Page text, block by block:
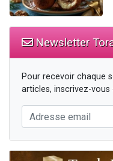
Newsletter
Pour recevoir chaque
articles, inscrivez-vous